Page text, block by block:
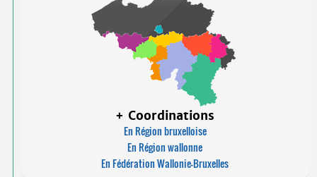
+ Coordinations
En Région bruxelloise
En Région wallonne
En Fédération Wallonie-Bruxelles